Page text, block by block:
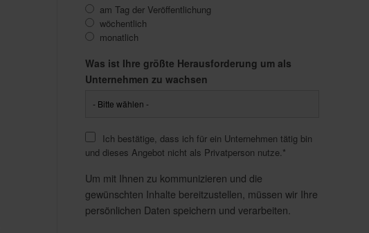
am Tag der Veröffentlichung
wöchentlich
monatlich
Was ist Ihre größte Herausforderung um als
Unternehmen zu wachsen
Ich bestätige, dass ich für ein Unternehmen tätig bin
und dieses Angebot nicht als Privatperson nutze. *
Um mit Ihnen zu kommunizieren und die
gewünschten Inhalte bereitzustellen, müssen wir Ihre
persönlichen Daten speichern und verarbeiten.